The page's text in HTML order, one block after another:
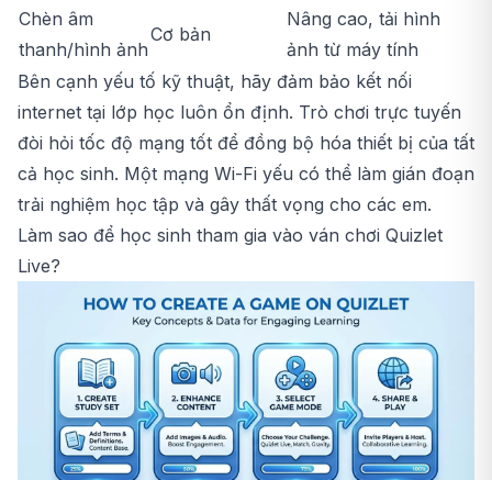
Chèn âm
thanh/hình ảnh
Cơ bản
Nâng cao, tải hình
ảnh từ máy tính
Bên cạnh yếu tố kỹ thuật, hãy đảm bảo kết nối
internet tại lớp học luôn ổn định. Trò chơi trực tuyến
đòi hỏi tốc độ mạng tốt để đồng bộ hóa thiết bị của tất
cả học sinh. Một mạng Wi-Fi yếu có thể làm gián đoạn
trải nghiệm học tập và gây thất vọng cho các em.
Làm sao để học sinh tham gia vào ván chơi Quizlet
Live?